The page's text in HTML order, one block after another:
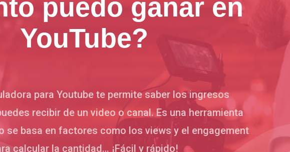
puedo ganar en
YouTube?
para Youtube te permite saber los ingresos
recibir de un video o canal. Es una herramienta
se basa en factores como los views y el engagement
calcular la cantidad… ¡Fácil y rápido!